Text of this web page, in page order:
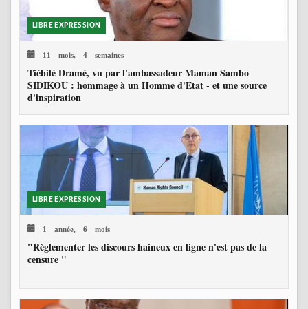
LIBRE EXPRESSION
11 mois, 4 semaines
Tiébilé Dramé, vu par l'ambassadeur Maman Sambo
SIDIKOU : hommage à un Homme d'Etat - et une source
d'inspiration
LIBRE EXPRESSION
1 année, 6 mois
"Règlementer les discours haineux en ligne n'est pas de la
censure "